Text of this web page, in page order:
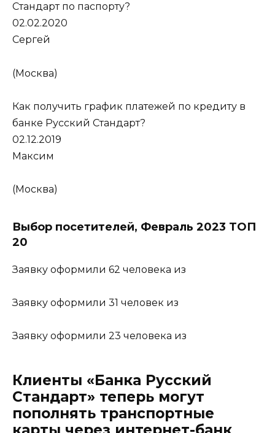
Стандарт по паспорту?
02.02.2020
Сергей
(Москва)
Как получить график платежей по кредиту в
банке Русский Стандарт?
02.12.2019
Максим
(Москва)
Выбор посетителей, Февраль 2023 ТОП
20
Заявку оформили 62 человека из
Заявку оформили 31 человек из
Заявку оформили 23 человека из
Клиенты «Банка Русский
Стандарт» теперь могут
пополнять транспортные